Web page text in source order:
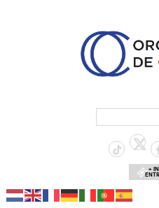
+